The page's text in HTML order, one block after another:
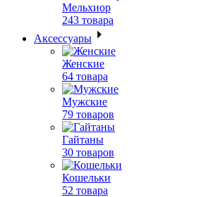
Мельхиор
243 товара
Аксессуары
Женские
64 товара
Мужские
79 товаров
Гайтаны
30 товаров
Кошельки
52 товара